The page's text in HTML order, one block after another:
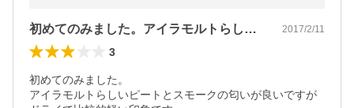
初めてのみました。アイラモルトらしいピ… 2017/2/11
3
初めてのみました。
アイラモルトらしいピートとスモークの匂いが良いですが